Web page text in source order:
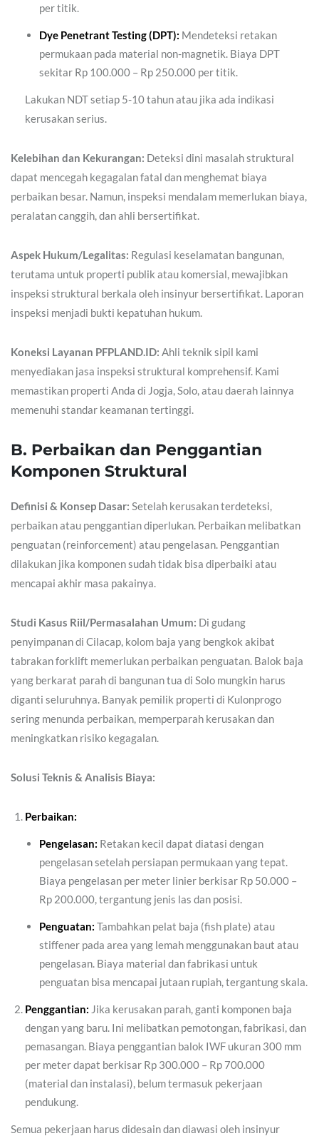
per titik.
Dye Penetrant Testing (DPT): Mendeteksi retakan
permukaan pada material non-magnetik. Biaya DPT
sekitar Rp 100.000 – Rp 250.000 per titik.
Lakukan NDT setiap 5-10 tahun atau jika ada indikasi
kerusakan serius.
Kelebihan dan Kekurangan: Deteksi dini masalah struktural
dapat mencegah kegagalan fatal dan menghemat biaya
perbaikan besar. Namun, inspeksi mendalam memerlukan biaya,
peralatan canggih, dan ahli bersertifikat.
Aspek Hukum/Legalitas: Regulasi keselamatan bangunan,
terutama untuk properti publik atau komersial, mewajibkan
inspeksi struktural berkala oleh insinyur bersertifikat. Laporan
inspeksi menjadi bukti kepatuhan hukum.
Koneksi Layanan PFPLAND.ID: Ahli teknik sipil kami
menyediakan jasa inspeksi struktural komprehensif. Kami
memastikan properti Anda di Jogja, Solo, atau daerah lainnya
memenuhi standar keamanan tertinggi.
B. Perbaikan dan Penggantian
Komponen Struktural
Definisi & Konsep Dasar: Setelah kerusakan terdeteksi,
perbaikan atau penggantian diperlukan. Perbaikan melibatkan
penguatan (reinforcement) atau pengelasan. Penggantian
dilakukan jika komponen sudah tidak bisa diperbaiki atau
mencapai akhir masa pakainya.
Studi Kasus Riil/Permasalahan Umum: Di gudang
penyimpanan di Cilacap, kolom baja yang bengkok akibat
tabrakan forklift memerlukan perbaikan penguatan. Balok baja
yang berkarat parah di bangunan tua di Solo mungkin harus
diganti seluruhnya. Banyak pemilik properti di Kulonprogo
sering menunda perbaikan, memperparah kerusakan dan
meningkatkan risiko kegagalan.
Solusi Teknis & Analisis Biaya:
Perbaikan:
Pengelasan: Retakan kecil dapat diatasi dengan
pengelasan setelah persiapan permukaan yang tepat.
Biaya pengelasan per meter linier berkisar Rp 50.000 –
Rp 200.000, tergantung jenis las dan posisi.
Penguatan: Tambahkan pelat baja (fish plate) atau
stiffener pada area yang lemah menggunakan baut atau
pengelasan. Biaya material dan fabrikasi untuk
penguatan bisa mencapai jutaan rupiah, tergantung skala.
Penggantian: Jika kerusakan parah, ganti komponen baja
dengan yang baru. Ini melibatkan pemotongan, fabrikasi, dan
pemasangan. Biaya penggantian balok IWF ukuran 300 mm
per meter dapat berkisar Rp 300.000 – Rp 700.000
(material dan instalasi), belum termasuk pekerjaan
pendukung.
Semua pekerjaan harus didesain dan diawasi oleh insinyur